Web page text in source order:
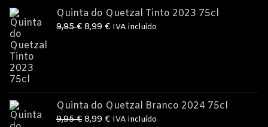
Quinta do Quetzal Tinto 2023 75cl
9,95€ O
8,99 €OIVA incluído
Quinta do Quetzal Branco 2024 75cl
9,95€ O
8,99 €OIVA incluído